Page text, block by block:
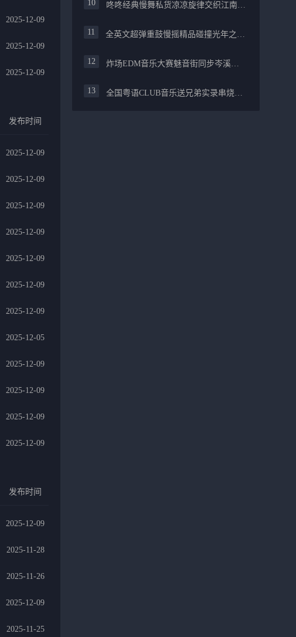
2025-12-09
2025-12-09
2025-12-09
发布时间
2025-12-09
2025-12-09
2025-12-09
2025-12-09
2025-12-09
2025-12-09
2025-12-09
2025-12-05
2025-12-09
2025-12-09
2025-12-09
2025-12-09
发布时间
2025-12-09
2025-11-28
2025-11-26
2025-12-09
2025-11-25
咚咚经典慢舞私货凉凉旋律交织江南烟雨追梦生活精选串烧
全英文超弹重鼓慢摇精品碰撞光年之外PROGHOUSE醉美抒情节奏
炸场EDM音乐大赛魅音街同步岑溪安仔阿焱精选炸场歌路串烧
全国粤语CLUB音乐送兄弟实录串烧融合越来越不懂爱的哲学遗憾专辑